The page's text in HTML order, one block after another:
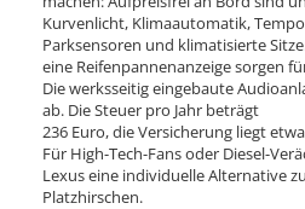
Kurvenlicht, Klimaautomatik,
Parksensoren und klimatisierte
eine Reifenpannenanzeige sorgen
Die werksseitig eingebaute
ab. Die Steuer pro Jahr beträgt
236 Euro, die Versicherung liegt
Für High-Tech-Fans oder Diesel-
Lexus eine individuelle Alternative
Platzhirschen.